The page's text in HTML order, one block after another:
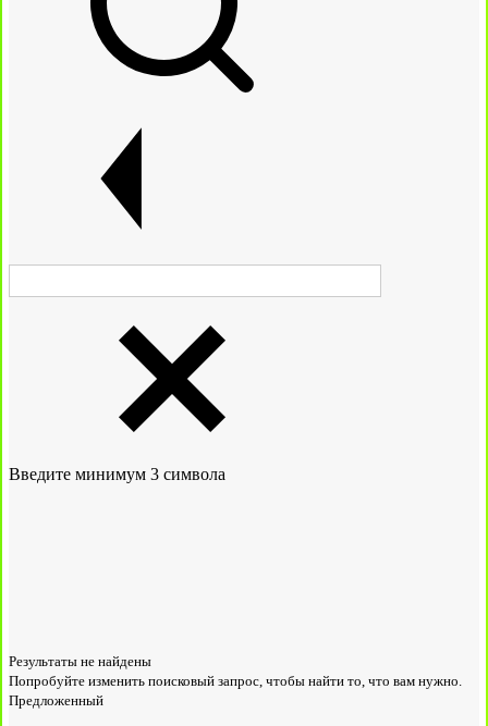
Введите минимум 3 символа
Результаты не найдены
Попробуйте изменить поисковый запрос, чтобы найти то, что вам нужно.
Предложенный